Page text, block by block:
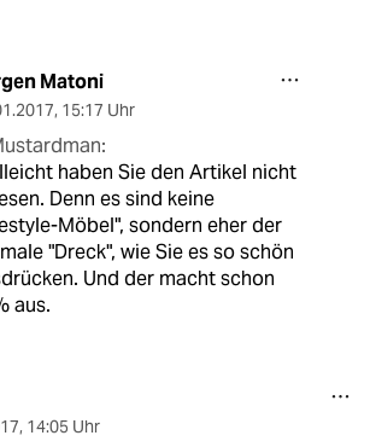
Matoni
, 15:17 Uhr
haben Sie den Artikel nicht
Denn es sind keine
Möbel", sondern eher der
"Dreck", wie Sie es so schön
Und der macht schon
aus.
, 14:05 Uhr